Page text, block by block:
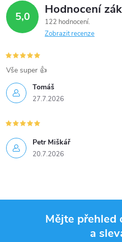
5,0 Hodnocení
122 hodnocení
Zobrazit recenze
Tomáš
27.7.2026
Vše super 👍
Petr Miškář
20.7.2026
Mějte přehled
a